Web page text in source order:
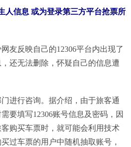
信息 或为登录第三方平台抢票所
反映自己的12306平台内出现了
还无法删除，怀疑自己的信息遭
行咨询。据介绍，由于旅客通
要填写12306账号信息及密码，因
购买车票时，就可能会利用技术
过车票的用户中随机抽取账号，